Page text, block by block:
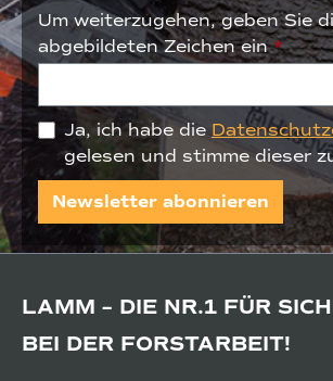
Um weiterzugehen, geben Sie
abgebildeten Zeichen ein*
Ja, ich habe die
gelesen und stimme dieser
Newsletter abonnieren
LAMM – DIE NR.1 FÜR
BEI DER FORSTARBEIT!